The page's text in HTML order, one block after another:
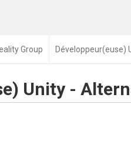
Group Développeur(euse)
Unity -